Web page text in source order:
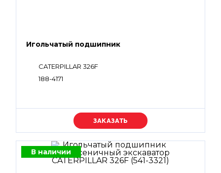
Игольчатый подшипник
CATERPILLAR 326F
188-4171
Уточняйте цену
В наличии